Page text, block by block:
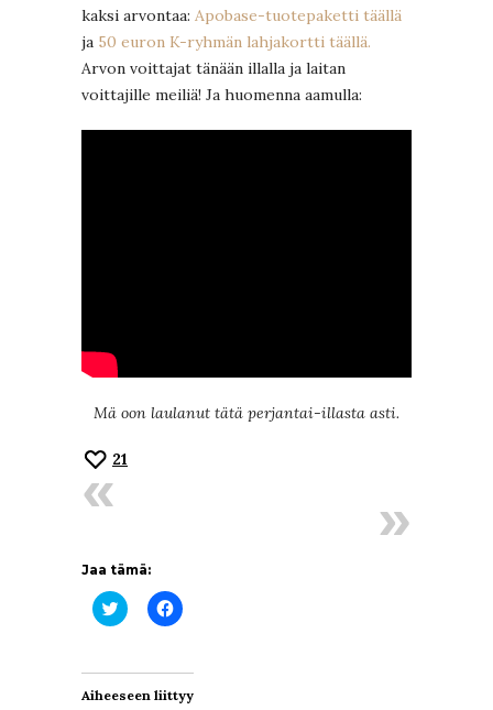
kaksi arvontaa: Apobase-tuotepaketti täällä
ja 50 euron K-ryhmän lahjakortti täällä.
Arvon voittajat tänään illalla ja laitan
voittajille meiliä! Ja huomenna aamulla:
Mä oon laulanut tätä perjantai-illasta asti.
21
Jaa tämä:
Jaa
Twitterissä(Avautuu
Jaa
Facebookissa(Avautuu
Aiheeseen liittyy